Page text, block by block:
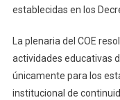
establecidas en los
La plenaria del COE
actividades educativas
únicamente para los
institucional de